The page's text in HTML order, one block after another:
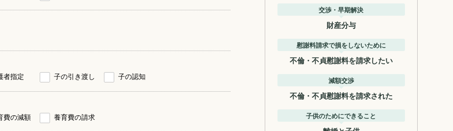
者指定 子の引き渡し 子の認知
費の減額 養育費の請求
交渉・早期解決
財産分与
慰謝料請求で損をしないために
不倫・不貞慰謝料を請求したい
減額交渉
不倫・不貞慰謝料を請求された
子供のためにできること